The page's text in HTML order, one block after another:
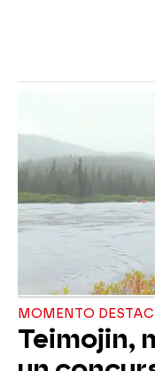
MOMENTO
Teimojin,